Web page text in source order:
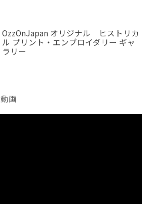
OzzOnJapan オリジナル ヒストリカ
ル プリント・エンブロイダリー ギャ
ラリー
動画